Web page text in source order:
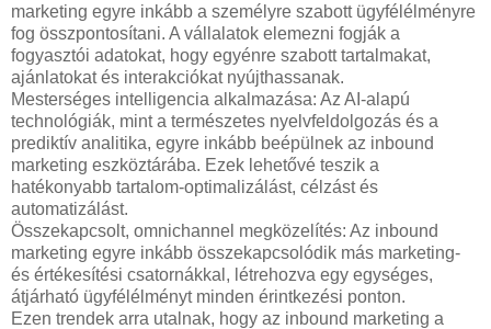
marketing egyre inkább a személyre szabott ügyfélélményre
fog összpontosítani. A vállalatok elemezni fogják a
fogyasztói adatokat, hogy egyénre szabott tartalmakat,
ajánlatokat és interakciókat nyújthassanak.
Mesterséges intelligencia alkalmazása: Az AI-alapú
technológiák, mint a természetes nyelvfeldolgozás és a
prediktív analitika, egyre inkább beépülnek az inbound
marketing eszköztárába. Ezek lehetővé teszik a
hatékonyabb tartalom-optimalizálást, célzást és
automatizálást.
Összekapcsolt, omnichannel megközelítés: Az inbound
marketing egyre inkább összekapcsolódik más marketing-
és értékesítési csatornákkal, létrehozva egy egységes,
átjárható ügyfélélményt minden érintkezési ponton.
Ezen trendek arra utalnak, hogy az inbound marketing a